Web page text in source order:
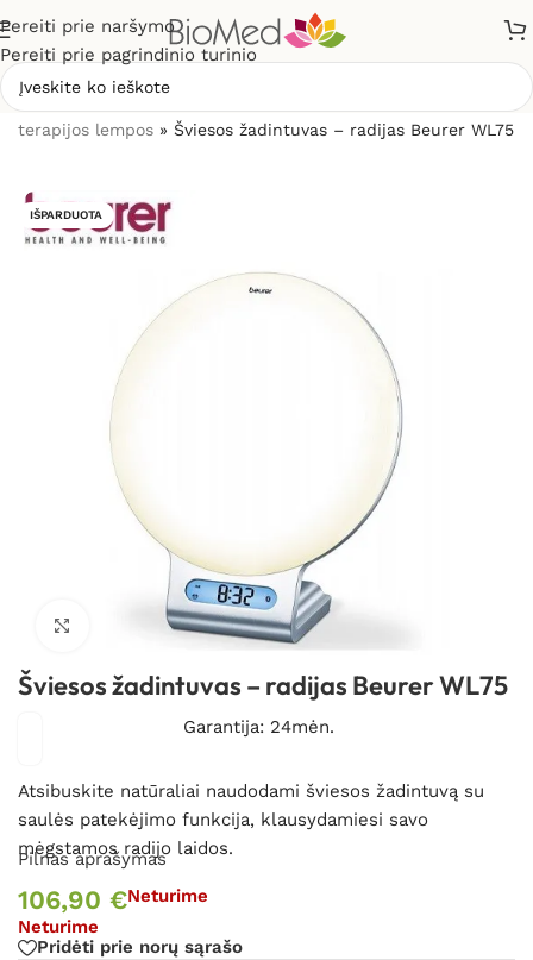
Pereiti prie naršymo
Pereiti prie pagrindinio turinio
terapijos lempos » Šviesos žadintuvas – radijas Beurer WL75
IŠPARDUOTA
Spustelėkite, kad padidintumėte
Šviesos žadintuvas – radijas Beurer WL75
Garantija: 24mėn.
Atsibuskite natūraliai naudodami šviesos žadintuvą su
saulės patekėjimo funkcija, klausydamiesi savo
mėgstamos radijo laidos.
Pilnas aprašymas
106,90 €Neturime
Neturime
Pridėti prie norų sąrašo